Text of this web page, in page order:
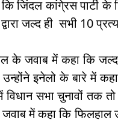
जिंदल कांगे्रस पार्टी
जल्द ही सभी 10
के जवाब में कहा कि जल्द
उन्होंने इनेलो के बारे में
सभा चुनावों तक
में कहा कि फिलहाल